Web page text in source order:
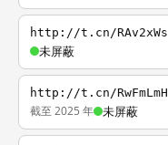
http://t.cn/RAv2xWs
未屏蔽
http://t.cn/RwFmLmH
截至 2025 年 未屏蔽